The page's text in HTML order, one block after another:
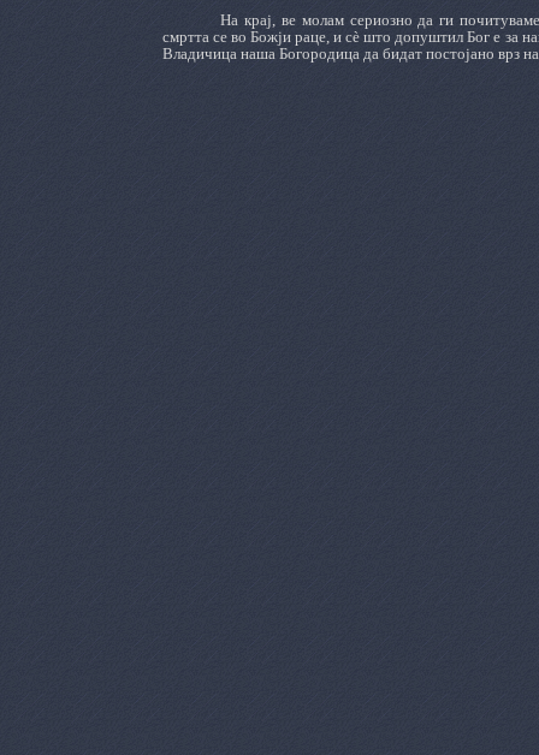
На крај, ве молам сериозно да ги
смртта се во Божји раце, и сѐ што допуштил Бог е за
Владичица наша Богородица да бидат постојано врз